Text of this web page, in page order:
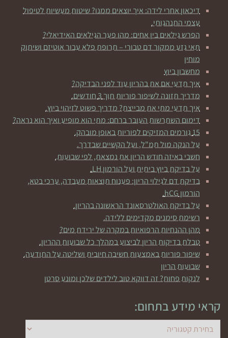
דיכאון אחרי לידה: איך יוצאים ממנו? שיטות מעשיות לטיפול
עצמי התנהגותי.
הפרש גילאים בין אחים: מהו פער הגילאים האידיאלי?
תאי גזע ממקור דם טבורי – תרופת פלא עבור אוטיזם ושיתוק
מוחין
מחשבון ביוץ
איך תדעי אם את בהריון עוד לפני הבדיקה?
מדריך תזונה לשיפור פוריות תוך 3 חודשים.
איך תדעי מתי את מבייצת? מדריך פשוט לזיהוי ביוץ.
דימום השתרשות העובר ברחם: מתי הוא מופיע ואיך הוא נראה?
15 גורמים המזיקים לפוריות באופן מובהק.
על הנקה מול תמ"ל, ועל הקשיים שבדרך.
חשבי באיזה חודש הריון את נמצאת, לפי שבועות.
על בדיקת ביוץ ביתית ועל הורמון LH.
בדיקת דם לגילוי הריון: פענוח תוצאות מעבדה, ערכי בטא,
הורמון hCG.
על בדיקת האולטרסאונד הראשונה בהריון.
רשימת סימנים מקדימים ללידה.
מהן ההנחיות הרפואיות במקרה של ירידת מים?
טבלת בדיקות הריון לביצוע במהלך כל שבועות ההריון.
שיפור פוריות באמצעות חשיבה חיובית ושליטה על התודעה.
שבועות הריון
לנקות פחות? זה דווקא טוב לילדים שלכן ומונע סרטן
קראי מידע בתחום: